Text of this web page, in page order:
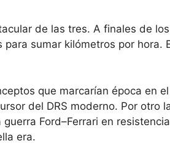
de las tres. A finales de
sumar kilómetros por hora.
que marcarían época en el
del DRS moderno. Por otro
Ford–Ferrari en
era.